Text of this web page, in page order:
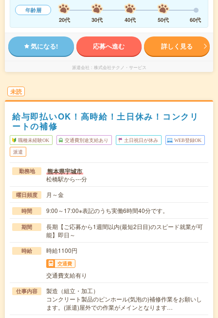
年齢層
20代
30代 40代 50代 60代
気になる! 応募へ進む 詳しく見る
派遣会社 株式会社テクノ・サービス
未読
給与即払いOK！高時給！土日休み！コンクリ
ートの補修
職種未経験OK 交通費別途支給あり 土日祝日が休み WEB登録OK
派遣
勤務地 熊本県宇城市
松橋駅から---分
曜日頻度 月～金
時間 9:00～17:00※表記のうち実働6時間40分です。
期間
長期【ご応募から1週間以内(最短2日目)のスピード就業が可
能】即日～
時給 時給1100円
交通費
交通費支給有り
仕事内容
製造（組立・加工）
コンクリート製品のピンホール(気泡の)補修作業をお願いし
ます。(派遣)屋外での作業がメインとなります…